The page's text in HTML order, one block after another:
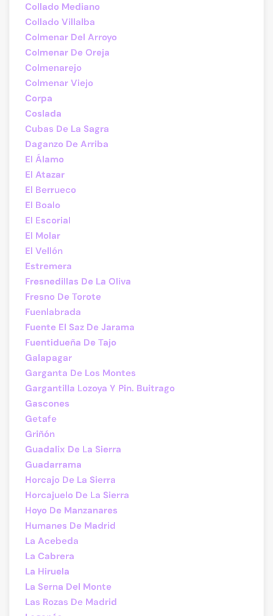
Collado Mediano
Collado Villalba
Colmenar Del Arroyo
Colmenar De Oreja
Colmenarejo
Colmenar Viejo
Corpa
Coslada
Cubas De La Sagra
Daganzo De Arriba
El Álamo
El Atazar
El Berrueco
El Boalo
El Escorial
El Molar
El Vellón
Estremera
Fresnedillas De La Oliva
Fresno De Torote
Fuenlabrada
Fuente El Saz De Jarama
Fuentidueña De Tajo
Galapagar
Garganta De Los Montes
Gargantilla Lozoya Y Pin. Buitrago
Gascones
Getafe
Griñón
Guadalix De La Sierra
Guadarrama
Horcajo De La Sierra
Horcajuelo De La Sierra
Hoyo De Manzanares
Humanes De Madrid
La Acebeda
La Cabrera
La Hiruela
La Serna Del Monte
Las Rozas De Madrid